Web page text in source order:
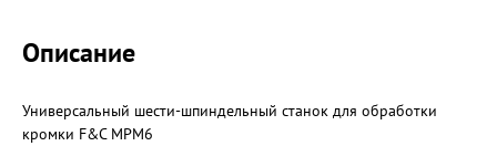
Описание
Универсальный шести-шпиндельный станок для обработки
кромки F&C МРМ6